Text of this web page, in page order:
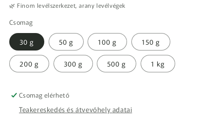
🌿 Finom levélszerkezet, arany levélvégek
Csomag
30 g 50 g 100 g 150 g
200 g 300 g 500 g 1 kg
Csomag elérhető
Teakereskedés és átvevőhely adatai